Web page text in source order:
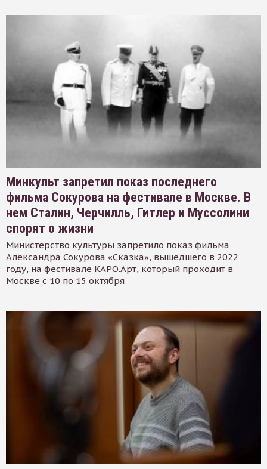
Минкульт запретил показ последнего
фильма Сокурова на фестивале в Москве. В
нем Сталин, Черчилль, Гитлер и Муссолини
спорят о жизни
Министерство культуры запретило показ фильма
Александра Сокурова «Сказка», вышедшего в 2022
году, на фестивале КАРО.Арт, который проходит в
Москве с 10 по 15 октября